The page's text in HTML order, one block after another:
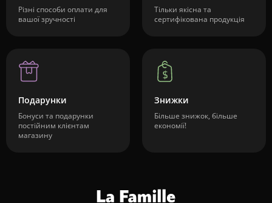
Різні способи оплати для
вашої зручності
Тільки якісна та
сертифікована продукція
Подарунки
Бонуси та подарунки
постійним клієнтам
магазину
Знижки
Більше знижок, більше
економії!